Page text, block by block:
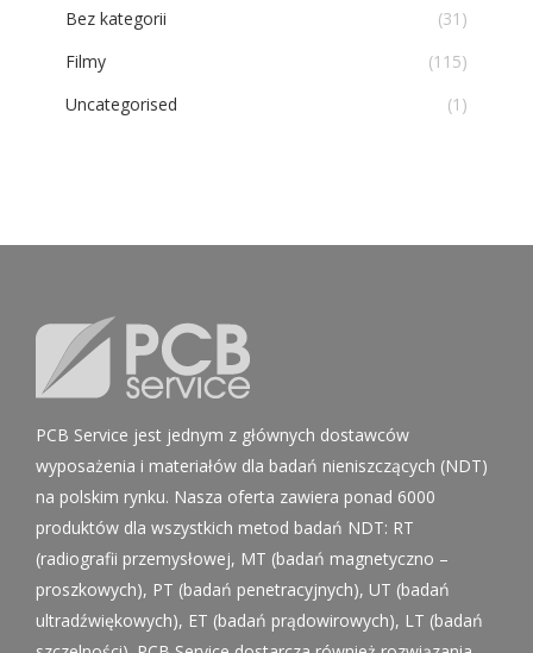
Bez kategorii
(31)
Filmy
(115)
Uncategorised
(1)
PCB Service jest jednym z głównych dostawców
wyposażenia i materiałów dla badań nieniszczących (NDT)
na polskim rynku. Nasza oferta zawiera ponad 6000
produktów dla wszystkich metod badań NDT: RT
(radiografii przemysłowej, MT (badań magnetyczno –
proszkowych), PT (badań penetracyjnych), UT (badań
ultradźwiękowych), ET (badań prądowirowych), LT (badań